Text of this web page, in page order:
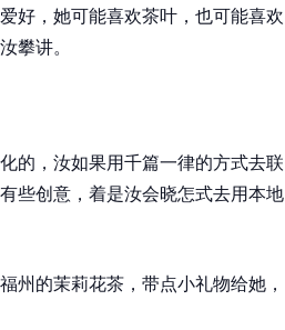
好，她可能喜欢茶叶，也可能喜欢
讲。
的，汝如果用千篇一律的方式去联
些创意，着是汝会晓怎式去用本地
州的茉莉花茶，带点小礼物给她，